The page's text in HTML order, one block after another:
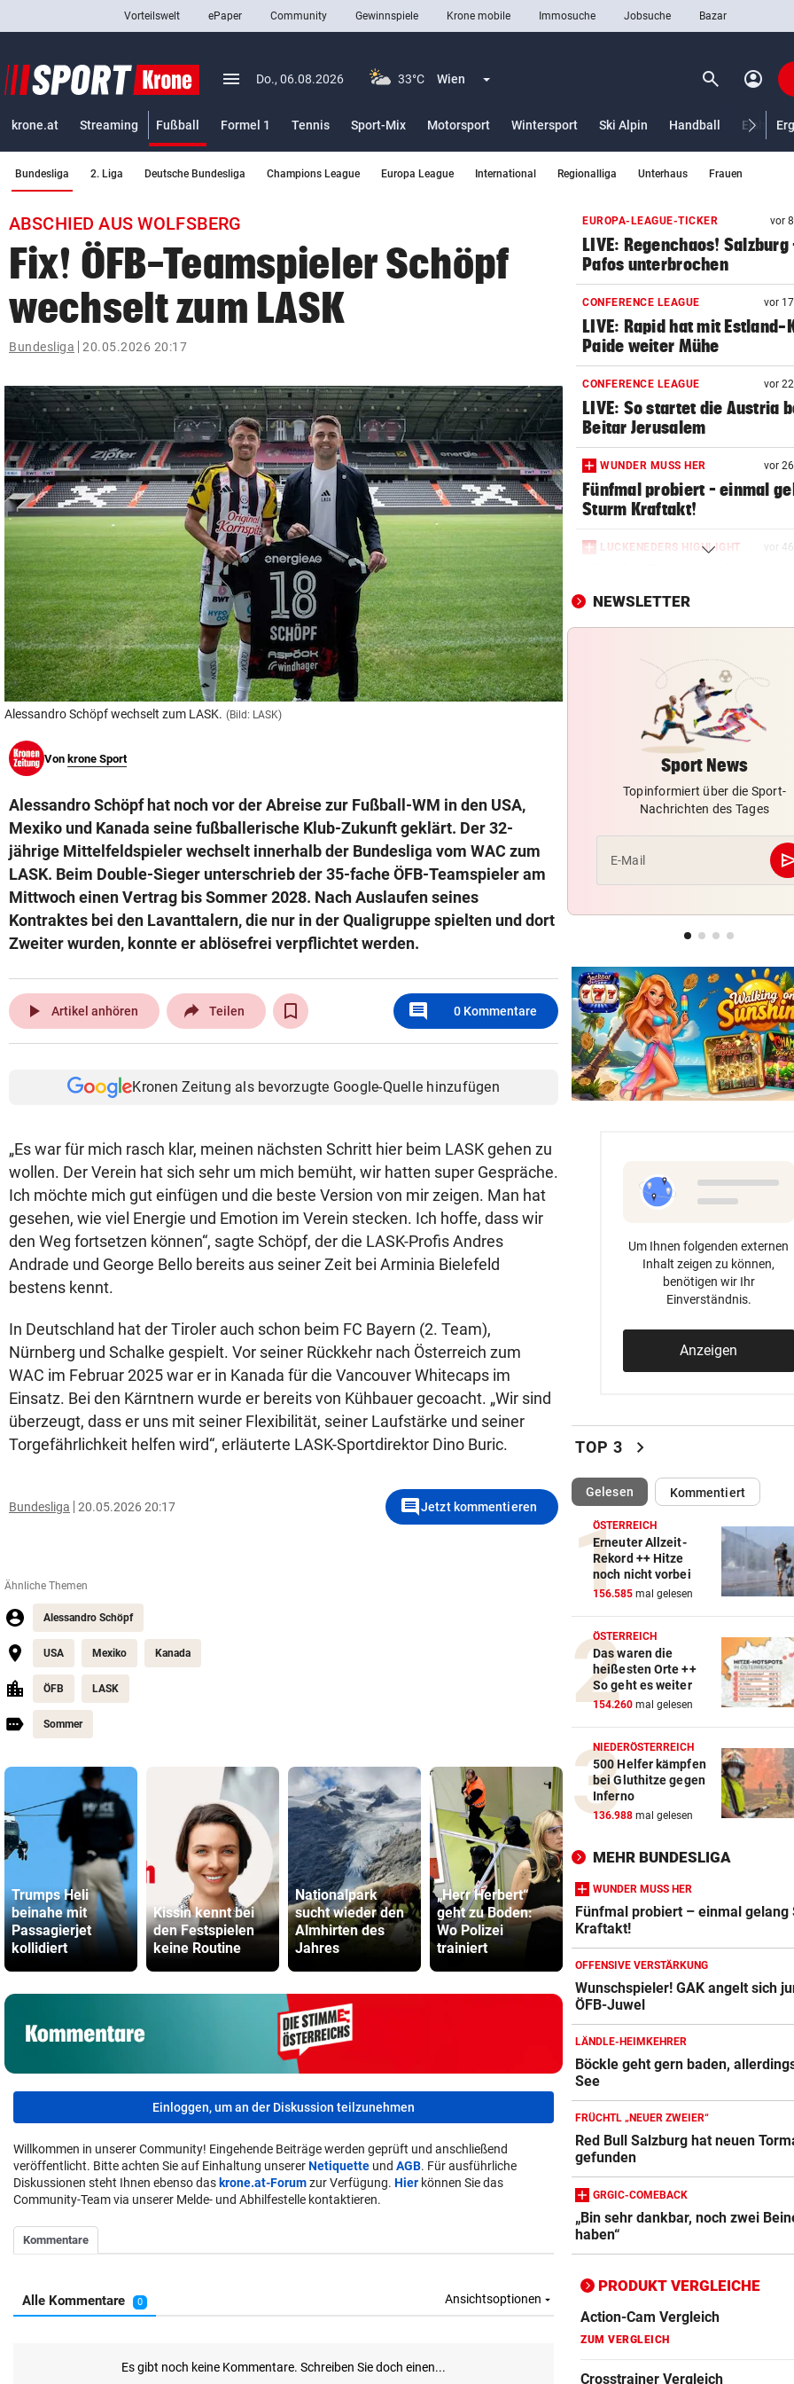
closeSchließen
Abonnieren
pin_drop
Wien
bookmark Merkliste
search
Suchbegriff
eingeben
© Krone Multimedia GmbH & Co KG 2026
Muthgasse 2, 1190 Wien
Vorteilswelt ePaper Community Gewinnspiele Krone mobile Immosuche Jobsuche Bazar
menu Menü aufklappen
Do., 06.08.2026 33°C Wien Menü aufklappen search Suchen
account_circle
krone.at Streaming Fußball
Formel 1
Tennis Sport-Mix Motorsport Wintersport Ski Alpin Handball
Bundesliga 2. Liga Deutsche Bundesliga Champions League Europa League International Regionalliga Unterhaus Frauen
ABSCHIED AUS WOLFSBERG
Fix! ÖFB-Teamspieler Schöpf
wechselt zum LASK
Bundesliga 20.05.2026 20:17
Alessandro Schöpf wechselt zum LASK. (Bild: LASK)
Von krone Sport
Alessandro Schöpf hat noch vor der Abreise zur Fußball-WM in den USA,
Mexiko und Kanada seine fußballerische Klub-Zukunft geklärt. Der 32-
jährige Mittelfeldspieler wechselt innerhalb der Bundesliga vom WAC zum
LASK. Beim Double-Sieger unterschrieb der 35-fache ÖFB-Teamspieler am
Mittwoch einen Vertrag bis Sommer 2028. Nach Auslaufen seines
Kontraktes bei den Lavanttalern, die nur in der Qualigruppe spielten und dort
Zweiter wurden, konnte er ablösefrei verpflichtet werden.
play_arrow Artikel anhören Teilen comment 0 Kommentare
Kronen Zeitung als bevorzugte Google-Quelle hinzufügen
„Es war für mich rasch klar, meinen nächsten Schritt hier beim LASK gehen zu
wollen. Der Verein hat sich sehr um mich bemüht, wir hatten super Gespräche.
Ich möchte mich gut einfügen und die beste Version von mir zeigen. Man hat
gesehen, wie viel Energie und Emotion im Verein stecken. Ich hoffe, dass wir
den Weg fortsetzen können“, sagte Schöpf, der die LASK-Profis Andres
Andrade und George Bello bereits aus seiner Zeit bei Arminia Bielefeld
bestens kennt.
In Deutschland hat der Tiroler auch schon beim FC Bayern (2. Team),
Nürnberg und Schalke gespielt. Vor seiner Rückkehr nach Österreich zum
WAC im Februar 2025 war er in Kanada für die Vancouver Whitecaps im
Einsatz. Bei den Kärntnern wurde er bereits von Kühbauer gecoacht. „Wir sind
überzeugt, dass er uns mit seiner Flexibilität, seiner Laufstärke und seiner
Torgefährlichkeit helfen wird“, erläuterte LASK-Sportdirektor Dino Buric.
Bundesliga 20.05.2026 20:17 commentJetzt kommentieren
Ähnliche Themen
Alessandro Schöpf
USA Mexiko Kanada
ÖFB LASK
Sommer
Trumps Heli
beinahe mit
Passagierjet
kollidiert
Kissin kennt bei
den Festspielen
keine Routine
Nationalpark
sucht wieder den
Almhirten des
Jahres
„Herr Herbert“
geht zu Boden:
Wo Polizei
trainiert
Linzer kämpfen
aktuell gegen
heiße
Temperaturen
Cobra
ist
Einloggen, um an der Diskussion teilzunehmen
Willkommen in unserer Community! Eingehende Beiträge werden geprüft und anschließend
veröffentlicht. Bitte achten Sie auf Einhaltung unsererNetiquette und AGB. Für ausführliche
Diskussionen steht Ihnen ebenso das krone.at-Forumzur Verfügung. Hier können Sie das
Community-Team via unserer Melde- und Abhilfestelle kontaktieren.
EUROPA-LEAGUE-TICKER vor
LIVE: Regenchaos! Salzburg
Pafos unterbrochen
CONFERENCE LEAGUE vor
LIVE: Rapid hat mit Estland-
Paide weiter Mühe
CONFERENCE LEAGUE vor
LIVE: So startet die Austria
Beitar Jerusalem
WUNDER MUSS HER vor
Fünfmal probiert – einmal
Sturm Kraftakt!
LUCKENEDERS HIGHLIGHT vor
die Gelbe auch“
TROTZ FIFA-RÜCKZIEHER vor
wieder mit WM-Boykott
Wacker fordert den großen
Aufstiegsfavoriten
FIFA IN DER KRITIK vor 56
Wie Infantino jetzt in den
Angriffsmodus schaltet
vor
Schwiegermütter!“
Marco Kasper: „Brenne fürs
Eishockey wie mit 16!“
NEWSLETTER
Sport News
Topinformiert über die Sport-
Nachrichten des Tages
E-Mail
Um Ihnen folgenden externen
Inhalt zeigen zu können,
benötigen wir Ihr
Einverständnis.
Anzeigen
TOP 3 chevron_right
Gelesen(ausgewählt)Kommentiert
ÖSTERREICH
Erneuter Allzeit-
Rekord ++ Hitze
noch nicht vorbei
156.585 mal gelesen
ÖSTERREICH
Das waren die
heißesten Orte ++
So geht es weiter
154.260 mal gelesen
NIEDERÖSTERREICH
500 Helfer kämpfen
bei Gluthitze gegen
Inferno
136.988 mal gelesen
MEHR BUNDESLIGA
WUNDER MUSS HER
Fünfmal probiert – einmal gelang
Kraftakt!
OFFENSIVE VERSTÄRKUNG
Wunschspieler! GAK angelt sich
ÖFB-Juwel
LÄNDLE-HEIMKEHRER
Böckle geht gern baden,
See
FRÜCHTL „NEUER ZWEIER“
Red Bull Salzburg hat neuen
gefunden
GRGIC-COMEBACK
„Bin sehr dankbar, noch zwei
haben“
PRODUKT VERGLEICHE
Action-Cam Vergleich
Crosstrainer Vergleich
E-Bike Vergleich
ZUM VERGLEICH
Elektro-Scooter Vergleich
ZUM VERGLEICH
Ergometer Vergleich
ZUM VERGLEICH
Fahrrad Test
ZUM VERGLEICH
Fahrradanhänger Vergleich